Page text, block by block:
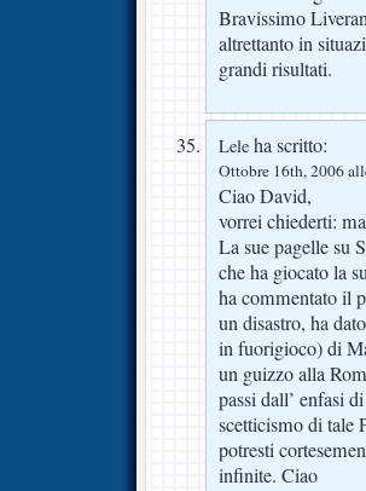
Bravissimo
altrettanto in
grandi risultati.
Lele ha scritto:
Ottobre 16th, 2006
Ciao David,
vorrei chiederti:
La sue pagelle su
che ha giocato la
ha commentato il
un disastro, ha
in fuorigioco) di
un guizzo alla
passi dall’ enfasi
scetticismo di tale
potresti
infinite. Ciao